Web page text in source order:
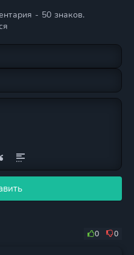
- 50 знаков.
0 0